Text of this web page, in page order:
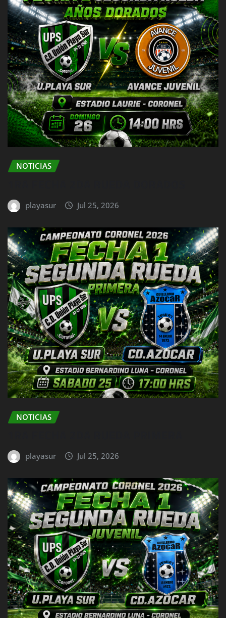
NOTICIAS
playasur Jul 25, 2026
NOTICIAS
playasur Jul 25, 2026